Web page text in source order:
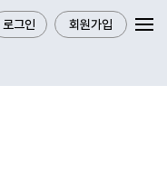
로그인 회원가입